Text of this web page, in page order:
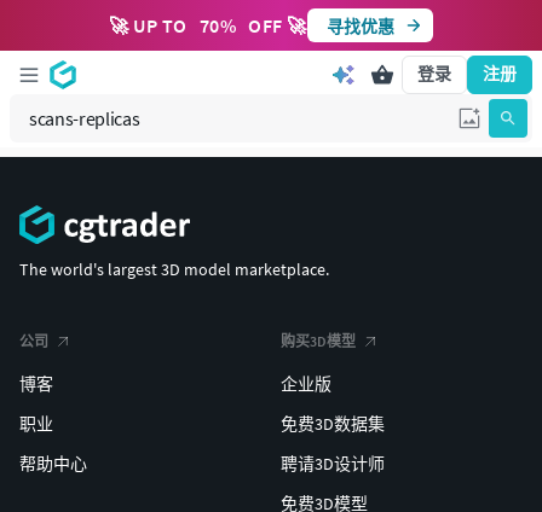
🚀 UP TO 70% OFF 🚀 寻找优惠
登录 注册
The world's largest 3D model marketplace.
公司
博客
职业
帮助中心
购买3D模型
企业版
免费3D数据集
聘请3D设计师
免费3D模型